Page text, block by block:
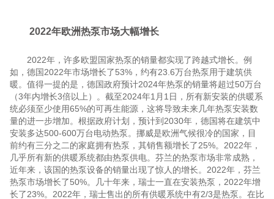
2022年欧洲热泵市场大幅增长
2022年，许多欧盟国家热泵的销量都实现了跨越式增长。例
如，德国2022年市场增长了53%，约有23.6万台热泵用于建筑供
暖。值得一提的是，德国政府预计2024年热泵的销量将超过50万台
（3年内增长3倍以上）。截至2024年1月1日，所有新安装的供暖系
统必须至少使用65%的可再生能源，这将导致未来几年热泵安装数
量的进一步增加。根据政府计划，预计到2030年，德国将在建筑中
安装多达500-600万台电动热泵。挪威是欧洲气候很冷的国家，目
前约有三分之二的家庭拥有热泵，其销售额增长了25%。2022年，
几乎所有新的供暖系统都由热泵供电。芬兰的热泵市场非常成熟，
近年来，该国的热泵设备的销量出现了惊人的增长。2022年，芬兰
热泵市场增长了50%。几十年来，瑞士一直在安装热泵，2022年增
长了23%。2022年，瑞士售出的所有供暖系统中有2/3是热泵。在比